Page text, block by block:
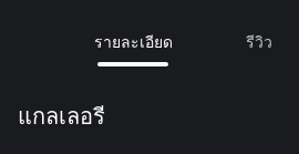
รายละเอียด รีวิว
แกลเลอรี